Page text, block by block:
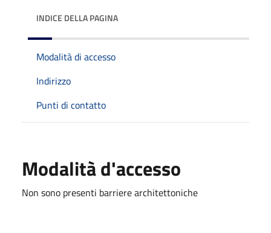
INDICE DELLA PAGINA
Modalità di accesso
Indirizzo
Punti di contatto
Modalità d'accesso
Non sono presenti barriere architettoniche